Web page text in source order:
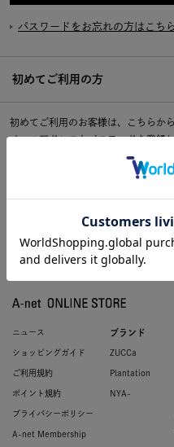
パスワードをお忘れの方はこちら
初めてご利用の方
初めてご利用のお客様は、こちらか
メールアドレスとパスワードを登録
ニュース
ショッピングガイド
ご利用規約
ポイント規約
プライバシーポリシー
A-net Membership
ブランド
ZUCCa
Plantation
NYA-